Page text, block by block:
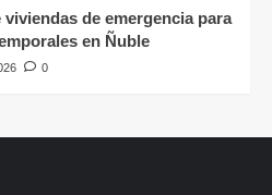
de emergencia para
en Ñuble
0